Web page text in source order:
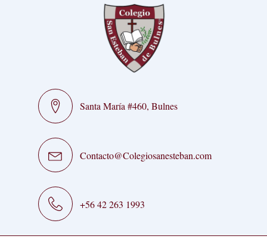
Santa María #460, Bulnes
Contacto@Colegiosanesteban.com
+56 42 263 1993